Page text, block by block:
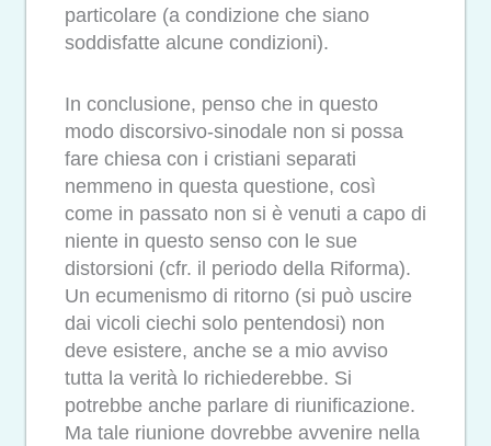
particolare (a condizione che siano
soddisfatte alcune condizioni).
In conclusione, penso che in questo
modo discorsivo-sinodale non si possa
fare chiesa con i cristiani separati
nemmeno in questa questione, così
come in passato non si è venuti a capo di
niente in questo senso con le sue
distorsioni (cfr. il periodo della Riforma).
Un ecumenismo di ritorno (si può uscire
dai vicoli ciechi solo pentendosi) non
deve esistere, anche se a mio avviso
tutta la verità lo richiederebbe. Si
potrebbe anche parlare di riunificazione.
Ma tale riunione dovrebbe avvenire nella